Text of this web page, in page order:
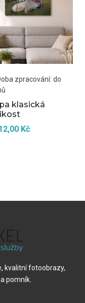
zpracování: do
klasická
Kč
kvalitní fotoobrazy,
pomník.